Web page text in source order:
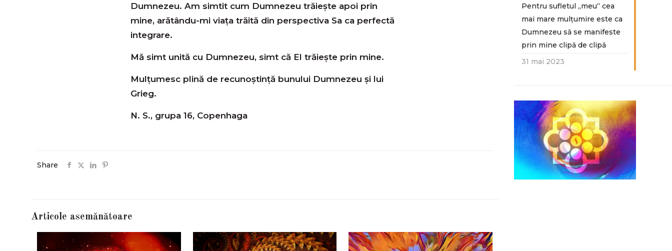
Dumnezeu. Am simtit cum Dumnezeu trăieşte apoi prin
mine, arătându-mi viaţa trăită din perspectiva Sa ca perfectă
integrare.
Mă simt unită cu Dumnezeu, simt că El trăieşte prin mine.
Mulţumesc plină de recunoştinţă bunului Dumnezeu şi lui
Grieg.
N. S., grupa 16, Copenhaga
Share
Articole asemănătoare
Pentru sufletul „meu“ cea
mai mare mulțumire este ca
Dumnezeu să se manifeste
prin mine clipă de clipă
31 mai 2023